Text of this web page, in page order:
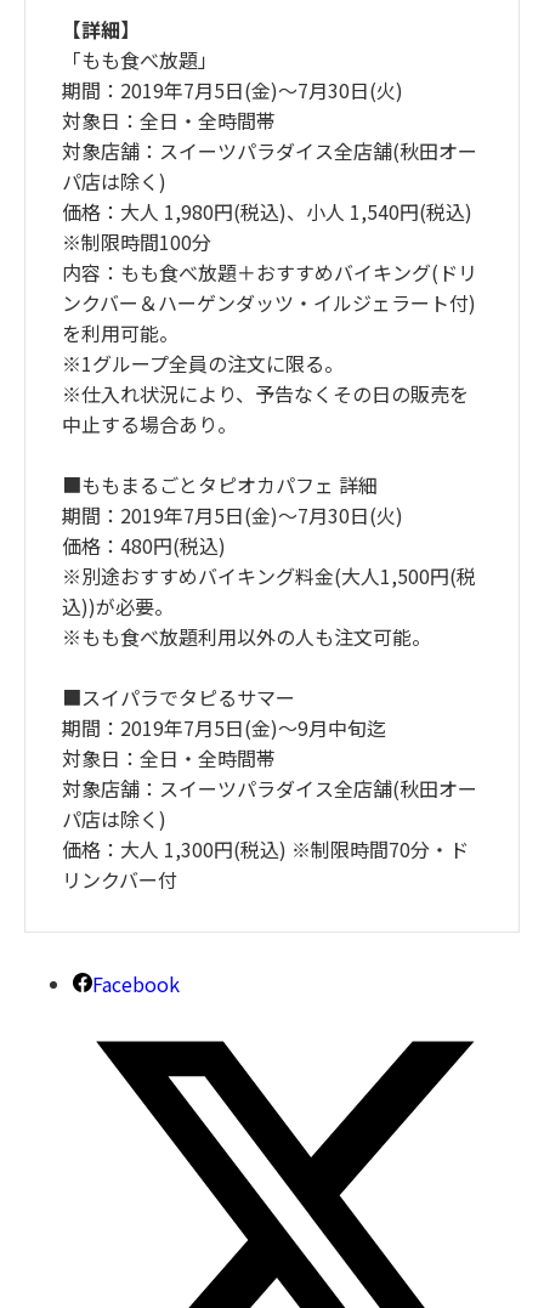
【詳細】
「もも食べ放題」
期間：2019年7月5日(金)～7月30日(火)
対象日：全日・全時間帯
対象店舗：スイーツパラダイス全店舗(秋田オー
パ店は除く)
価格：大人 1,980円(税込)、小人 1,540円(税込)
※制限時間100分
内容：もも食べ放題＋おすすめバイキング(ドリ
ンクバー＆ハーゲンダッツ・イルジェラート付)
を利用可能。
※1グループ全員の注文に限る。
※仕入れ状況により、予告なくその日の販売を
中止する場合あり。
■ももまるごとタピオカパフェ 詳細
期間：2019年7月5日(金)～7月30日(火)
価格：480円(税込)
※別途おすすめバイキング料金(大人1,500円(税
込))が必要。
※もも食べ放題利用以外の人も注文可能。
■スイパラでタピるサマー
期間：2019年7月5日(金)～9月中旬迄
対象日：全日・全時間帯
対象店舗：スイーツパラダイス全店舗(秋田オー
パ店は除く)
価格：大人 1,300円(税込) ※制限時間70分・ド
リンクバー付
Facebook